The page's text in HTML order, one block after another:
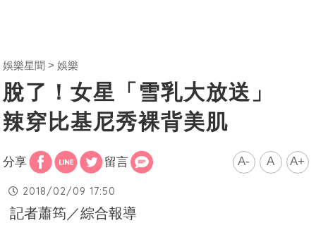
娛樂星聞 娛樂
脫了！女星「雪乳大放送」
辣穿比基尼秀裸背美肌
分享 留言 A- A A+
2018/02/09 17:50
記者蕭筠／綜合報導